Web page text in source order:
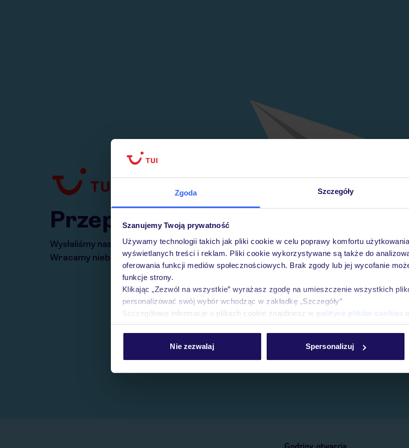
Zgoda Szczegóły
Szanujemy Twoją prywatność
Używamy technologii takich jak pliki cookie w celu poprawy komfortu
wyświetlanych treści i reklam. Pliki cookie wykorzystywane są także do
oferowania funkcji mediów społecznościowych. Brak zgody lub jej wycofanie
funkcje strony.
Klikając „Zezwól na wszystkie” wyrażasz zgodę na umieszczenie wszystkich
personalizować swój wybór wchodząc w zakładkę „Szczegóły”
Szczegółowe informacje o plikach cookie znajdziesz w polityce plików cookies
Nie zezwalaj Spersonalizuj
Przepraszamy
Wysłaliśmy nasz serwis na krótkie wakacje.
Wracamy niebawem!
Godziny otwarcia